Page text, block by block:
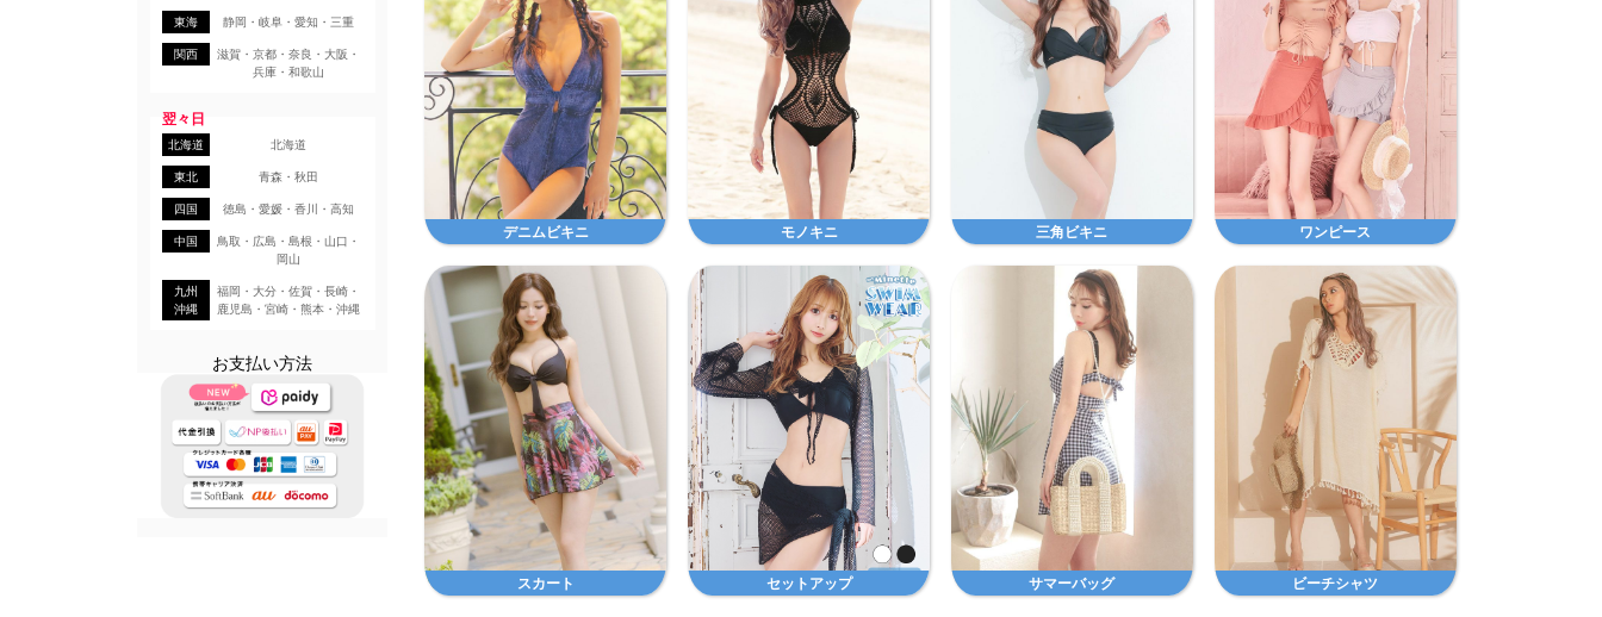
東海 静岡・岐阜・愛知・三重
関西
滋賀・京都・奈良・大阪・
兵庫・和歌山
翌々日
北海道 北海道
東北 青森・秋田
四国 徳島・愛媛・香川・高知
中国
鳥取・広島・島根・山口・
岡山
九州
沖縄
福岡・大分・佐賀・長崎・
鹿児島・宮崎・熊本・沖縄
お支払い方法
デニムビキニ モノキニ 三角ビキニ ワンピース
スカート セットアップ サマーバッグ ビーチシャツ